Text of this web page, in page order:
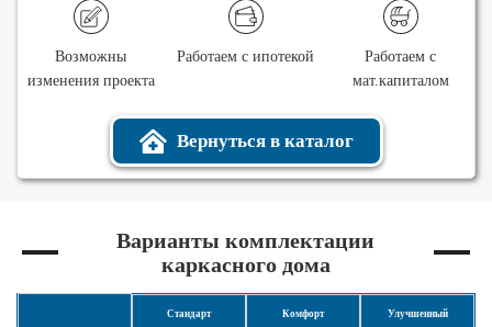
Возможны
изменения проекта
Работаем с ипотекой
Работаем с
мат.капиталом
Вернуться в каталог
Варианты комплектации
каркасного дома
Стандарт Комфорт Улучшенный